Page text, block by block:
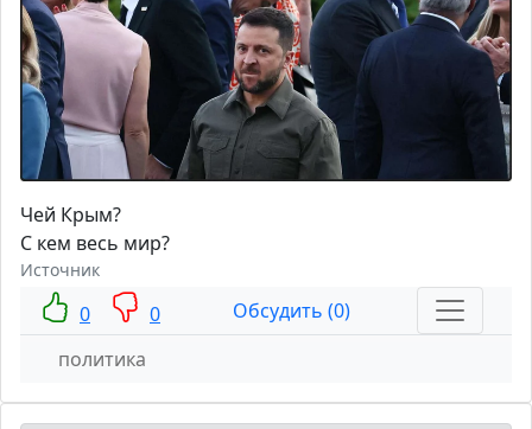
Чей Крым?
С кем весь мир?
Источник
0 0
Обсудить (0)
политика